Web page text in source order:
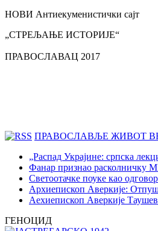
НОВИ Антиекуменистички сајт
„СТРЕЉАЊЕ ИСТОРИЈЕ“
ПРАВОСЛАВАЦ 2017
ПРАВОСЛАВЉЕ ЖИВОТ
„Распад Украјине: српска
Фанар признао расколничку
Светоотачке поуке као
Архиепископ Аверкије:
Аехиепископ Аверкије
ГЕНОЦИД